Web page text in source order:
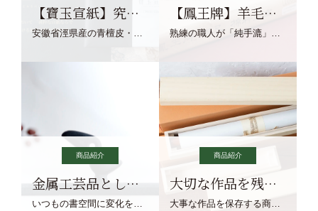
【寶玉宣紙】究極の純粋な宣紙を目指す寶玉宣紙 【鳳王牌】羊毛筆×濃墨での揮毫に最適な宣紙系画仙紙
商品紹介
金属工芸品としての文鎮
商品紹介
大切な作品を残す作品保存商品